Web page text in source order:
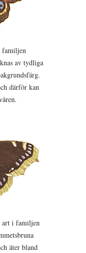
av tydliga
därför kan
art i familjen
äter bland